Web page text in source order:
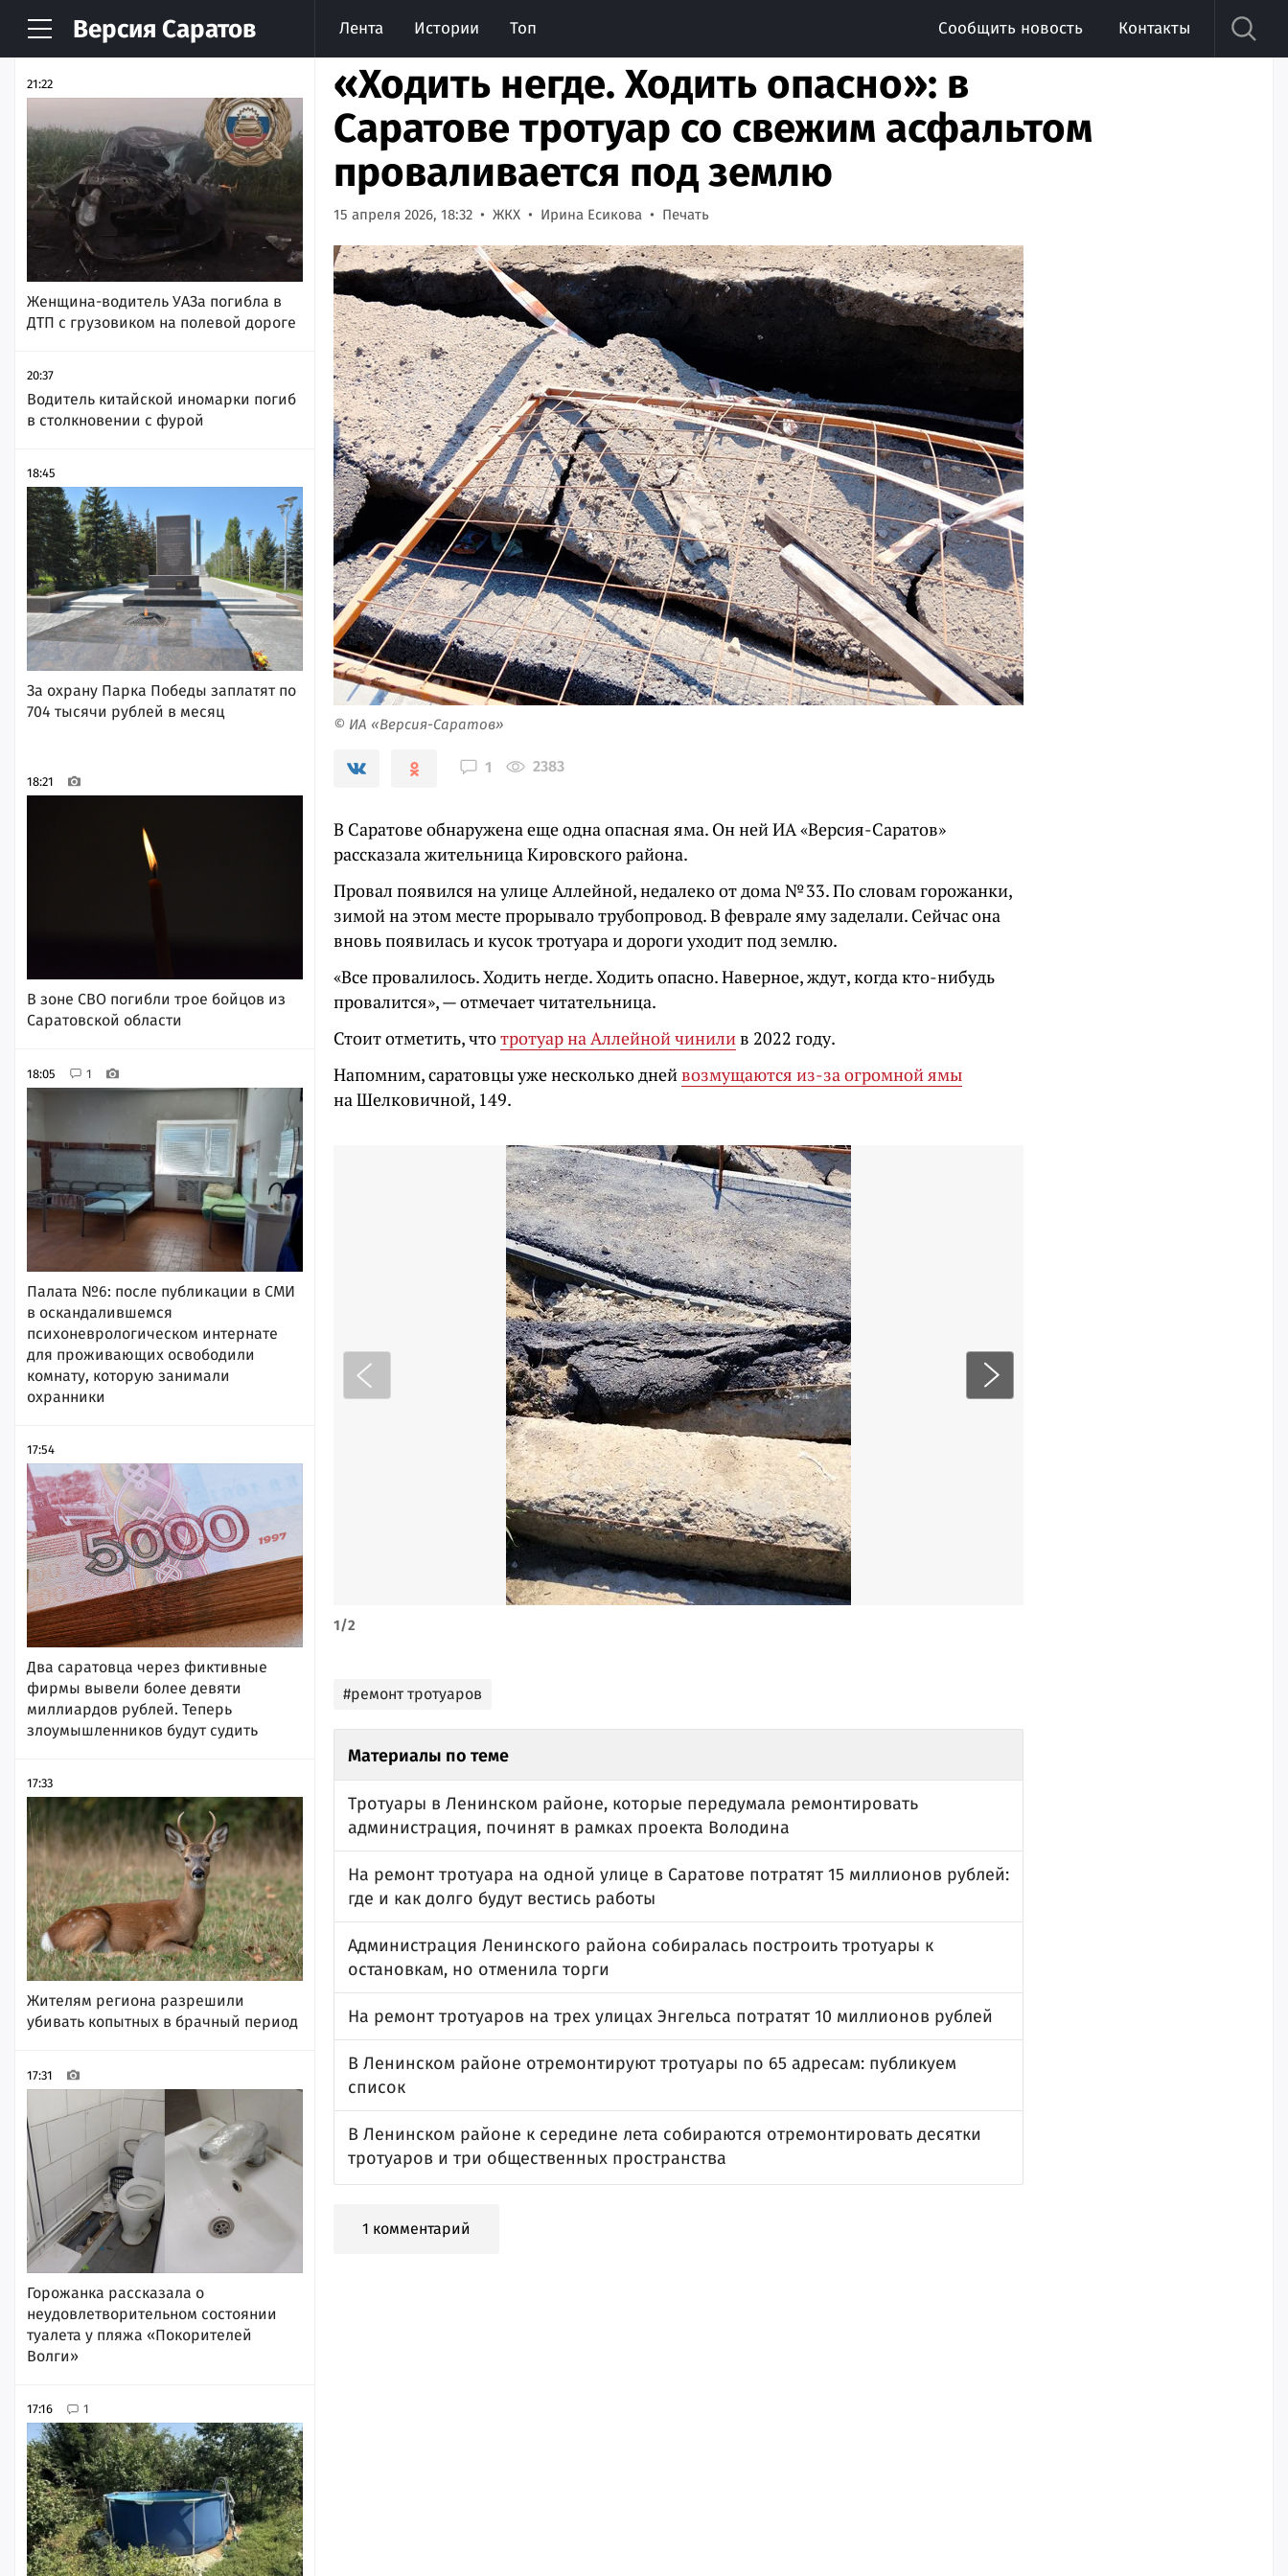
Версия Саратов Лента Истории Топ Сообщить новость Контакты
НОВОСТИ АРХИВ
21:22
Женщина-водитель УАЗа погибла в
ДТП с грузовиком на полевой дороге
20:37
Водитель китайской иномарки погиб
в столкновении с фурой
18:45
За охрану Парка Победы заплатят по
704 тысячи рублей в месяц
18:21
В зоне СВО погибли трое бойцов из
Саратовской области
18:05 1
Палата №6: после публикации в СМИ
в оскандалившемся
психоневрологическом интернате
для проживающих освободили
комнату, которую занимали
охранники
17:54
Два саратовца через фиктивные
фирмы вывели более девяти
миллиардов рублей. Теперь
злоумышленников будут судить
17:33
Жителям региона разрешили
убивать копытных в брачный период
17:31
Горожанка рассказала о
неудовлетворительном состоянии
туалета у пляжа «Покорителей
Волги»
17:16 1
«Ходить негде. Ходить опасно»: в
Саратове тротуар со свежим асфальтом
проваливается под землю
15 апреля 2026, 18:32 ЖКХ Ирина Есикова Печать
© ИА «Версия-Саратов»
1 2383
В Саратове обнаружена еще одна опасная яма. Он ней ИА «Версия-Саратов»
рассказала жительница Кировского района.
Провал появился на улице Аллейной, недалеко от дома № 33. По словам горожанки,
зимой на этом месте прорывало трубопровод. В феврале яму заделали. Сейчас она
вновь появилась и кусок тротуара и дороги уходит под землю.
«Все провалилось. Ходить негде. Ходить опасно. Наверное, ждут, когда кто-нибудь
провалится», — отмечает читательница.
Стоит отметить, чтотротуар на Аллейной чинилив 2022 году.
Напомним, саратовцы уже несколько днейвозмущаются из-за огромной ямы
на Шелковичной, 149.
1/2
#ремонт тротуаров
Материалы по теме
Тротуары в Ленинском районе, которые передумала ремонтировать
администрация, починят в рамках проекта Володина
На ремонт тротуара на одной улице в Саратове потратят 15 миллионов рублей:
где и как долго будут вестись работы
Администрация Ленинского района собиралась построить тротуары к
остановкам, но отменила торги
На ремонт тротуаров на трех улицах Энгельса потратят 10 миллионов рублей
В Ленинском районе отремонтируют тротуары по 65 адресам: публикуем
список
В Ленинском районе к середине лета собираются отремонтировать десятки
тротуаров и три общественных пространства
1 комментарий